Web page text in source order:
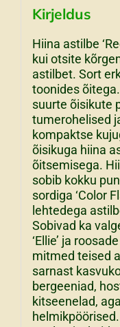
Kirjeldus
Hiina astilbe
kui otsite
astilbet. Sort
toonides
suurte õisikute
tumerohelised
kompaktse
õisikuga hiina
õitsemisega.
sobib kokku
sordiga ‘Color
lehtedega
Sobivad ka
‘Ellie’ ja
mitmed teised
sarnast
bergeeniad,
kitseenelad,